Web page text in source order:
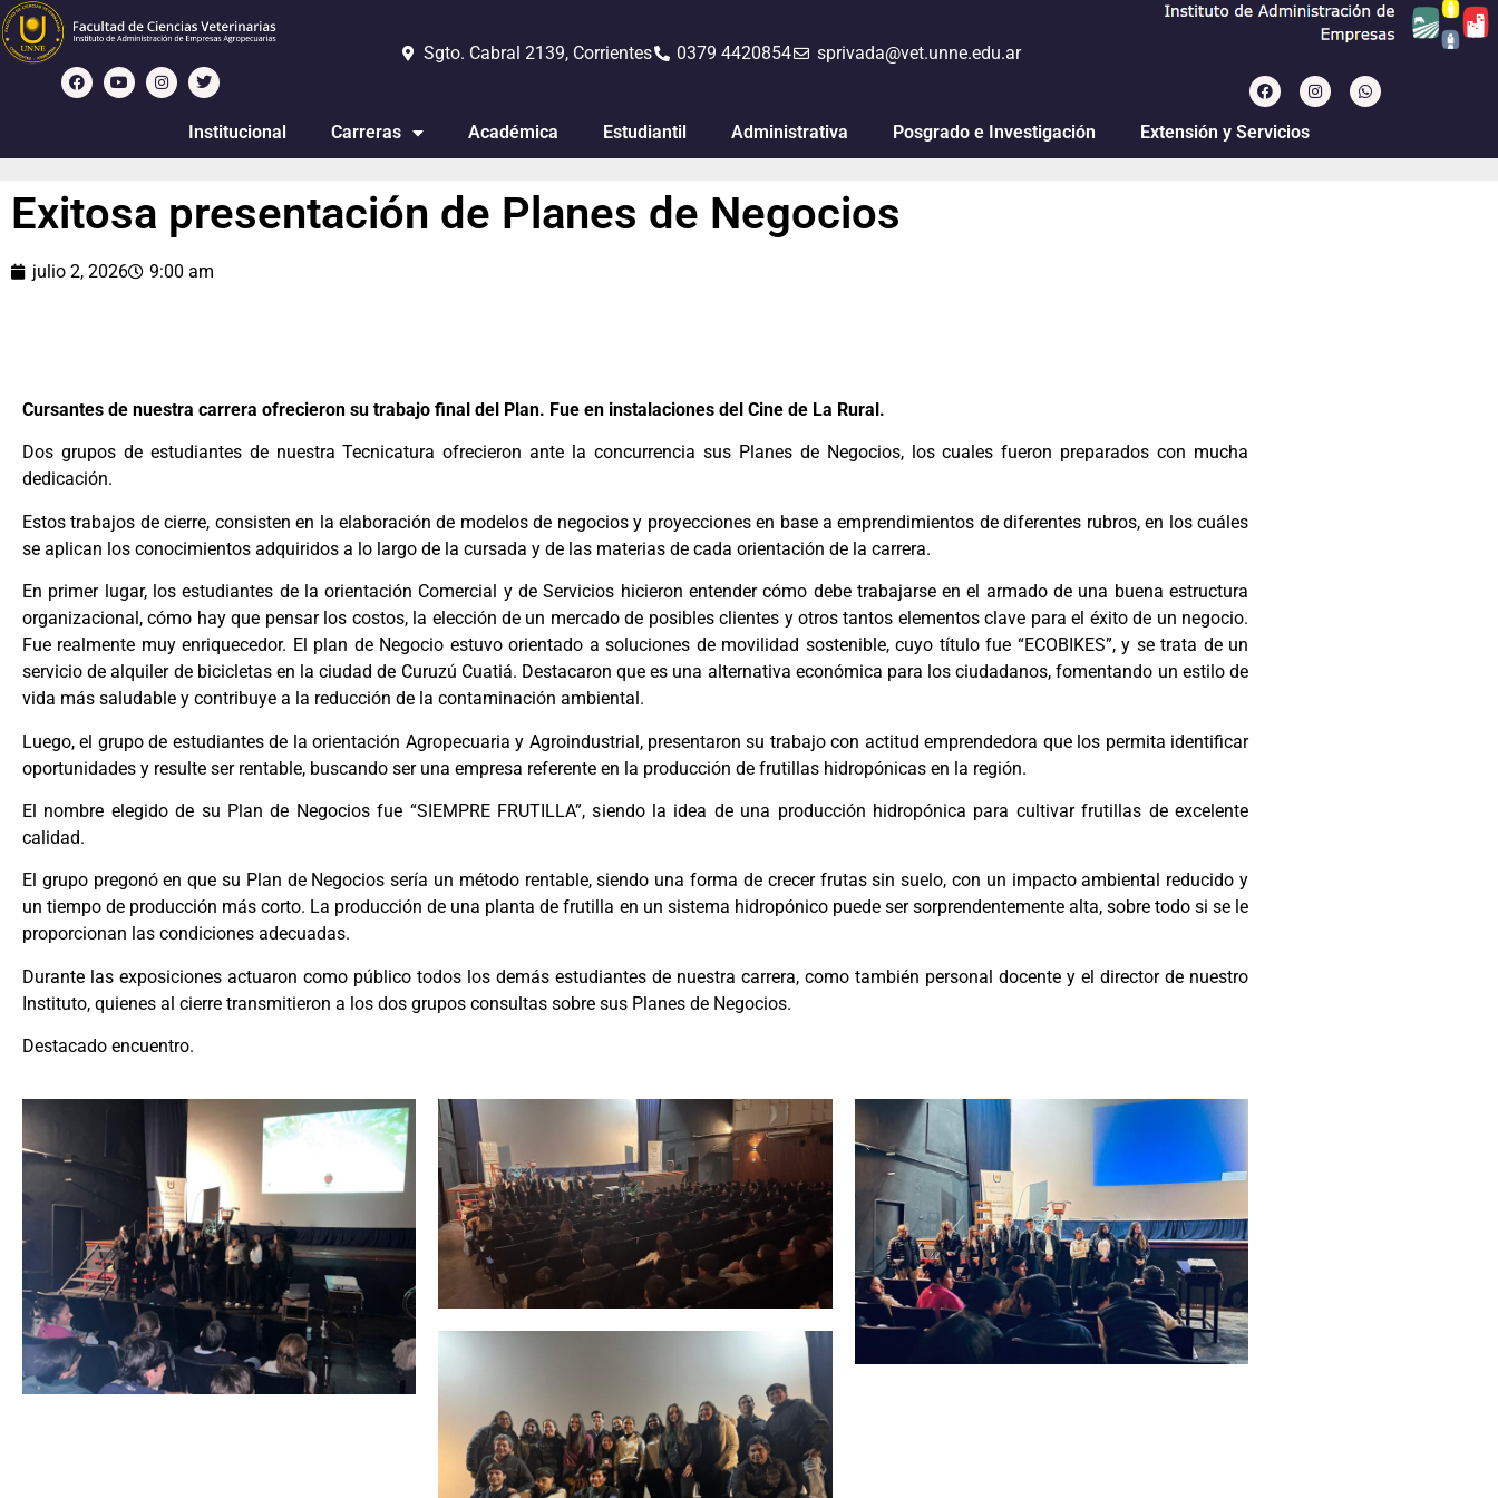
Sgto. Cabral 2139, Corrientes 0379 4420854 sprivada@vet.unne.edu.ar
Institucional Carreras Académica Estudiantil Administrativa Posgrado e Investigación Extensión y Servicios
Exitosa presentación de Planes de Negocios
julio 2, 2026 9:00 am
Cursantes de nuestra carrera ofrecieron su trabajo final del Plan. Fue en instalaciones del Cine de La Rural.
Dos grupos de estudiantes de nuestra Tecnicatura ofrecieron ante la concurrencia sus Planes de Negocios, los cuales fueron preparados con mucha
dedicación.
Estos trabajos de cierre, consisten en la elaboración de modelos de negocios y proyecciones en base a emprendimientos de diferentes rubros, en los cuáles
se aplican los conocimientos adquiridos a lo largo de la cursada y de las materias de cada orientación de la carrera.
En primer lugar, los estudiantes de la orientación Comercial y de Servicios hicieron entender cómo debe trabajarse en el armado de una buena estructura
organizacional, cómo hay que pensar los costos, la elección de un mercado de posibles clientes y otros tantos elementos clave para el éxito de un negocio.
Fue realmente muy enriquecedor. El plan de Negocio estuvo orientado a soluciones de movilidad sostenible, cuyo título fue “ECOBIKES”, y se trata de un
servicio de alquiler de bicicletas en la ciudad de Curuzú Cuatiá. Destacaron que es una alternativa económica para los ciudadanos, fomentando un estilo de
vida más saludable y contribuye a la reducción de la contaminación ambiental.
Luego, el grupo de estudiantes de la orientación Agropecuaria y Agroindustrial, presentaron su trabajo con actitud emprendedora que los permita identificar
oportunidades y resulte ser rentable, buscando ser una empresa referente en la producción de frutillas hidropónicas en la región.
El nombre elegido de su Plan de Negocios fue “SIEMPRE FRUTILLA”, siendo la idea de una producción hidropónica para cultivar frutillas de excelente
calidad.
El grupo pregonó en que su Plan de Negocios sería un método rentable, siendo una forma de crecer frutas sin suelo, con un impacto ambiental reducido y
un tiempo de producción más corto. La producción de una planta de frutilla en un sistema hidropónico puede ser sorprendentemente alta, sobre todo si se le
proporcionan las condiciones adecuadas.
Durante las exposiciones actuaron como público todos los demás estudiantes de nuestra carrera, como también personal docente y el director de nuestro
Instituto, quienes al cierre transmitieron a los dos grupos consultas sobre sus Planes de Negocios.
Destacado encuentro.